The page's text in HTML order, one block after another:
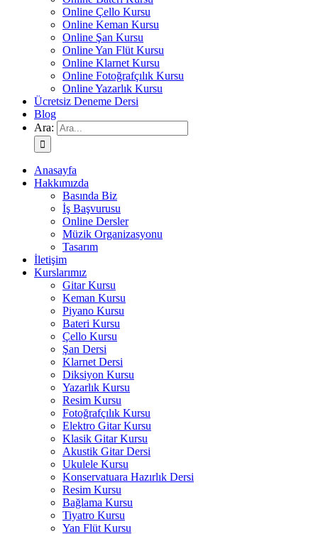
Online Çello Kursu
Online Keman Kursu
Online Şan Kursu
Online Yan Flüt Kursu
Online Klarnet Kursu
Online Fotoğrafçılık Kursu
Online Yazarlık Kursu
Ücretsiz Deneme Dersi
Blog
Ara:
Anasayfa
Hakkımızda
Basında Biz
İş Başvurusu
Online Dersler
Müzik Organizasyonu
Tasarım
İletişim
Kurslarımız
Gitar Kursu
Keman Kursu
Piyano Kursu
Bateri Kursu
Çello Kursu
Şan Dersi
Klarnet Dersi
Diksiyon Kursu
Yazarlık Kursu
Resim Kursu
Fotoğrafçılık Kursu
Elektro Gitar Kursu
Klasik Gitar Kursu
Akustik Gitar Dersi
Ukulele Kursu
Konservatuara Hazırlık Dersi
Resim Kursu
Bağlama Kursu
Tiyatro Kursu
Yan Flüt Kursu